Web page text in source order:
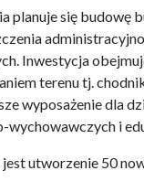
planuje się budowę
Inwestycja
terenu tj.
wyposażenie dla
wychowawczych i
jest utworzenie 50